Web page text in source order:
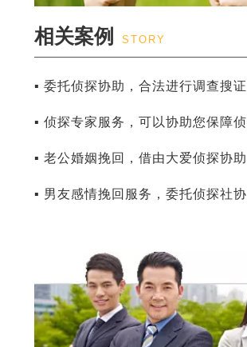
相关案例 STORY
▪ 委托侦探协助，合法进行调查搜证
▪ 侦探专家服务，可以协助您保障
▪ 老公婚姻挽回，借由大爱侦探协助
▪ 男友感情挽回服务，委托侦探社